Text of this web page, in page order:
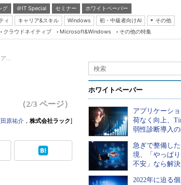
グ ＠IT Special セミナー
ホワイトペーパー
ィ キャリア&スキル Windows 初・中級者向けAI
その他
Server & Storage
Database Expert
Master of IP Network
Security & Trust
クラウドネイティブ Microsoft&Windows その他の特集
...
（2/3 ページ）
田原祐介 ， 株式会社ラック]
ホワイトペーパー
アプリケーシ
荷なく向上、
弱性診断導入
急ぎで整備し
境、「やっぱ
不安」なら解
2022年に迫る